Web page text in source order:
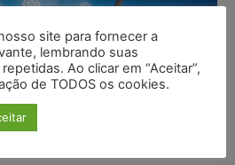
site para fornecer a
lembrando suas
Ao clicar em “Aceitar”,
de TODOS os cookies.